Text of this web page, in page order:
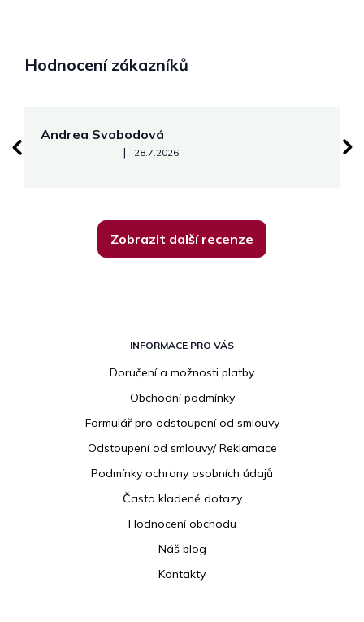
Hodnocení zákazníků
Andrea Svobodová
Hodnocení obchodu je 5 z 5 hvězdiček.
| 28.7.2026
Zobrazit další recenze
INFORMACE PRO VÁS
Doručení a možnosti platby
Obchodní podmínky
Formulář pro odstoupení od smlouvy
Odstoupení od smlouvy/ Reklamace
Podmínky ochrany osobních údajů
Často kladené dotazy
Hodnocení obchodu
Náš blog
Kontakty